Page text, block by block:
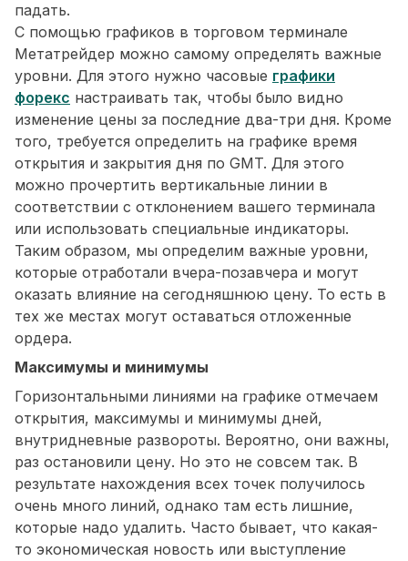
падать.
С помощью графиков в торговом терминале
Метатрейдер можно самому определять важные
уровни. Для этого нужно часовые графики
форекс настраивать так, чтобы было видно
изменение цены за последние два-три дня. Кроме
того, требуется определить на графике время
открытия и закрытия дня по GMT. Для этого
можно прочертить вертикальные линии в
соответствии с отклонением вашего терминала
или использовать специальные индикаторы.
Таким образом, мы определим важные уровни,
которые отработали вчера-позавчера и могут
оказать влияние на сегодняшнюю цену. То есть в
тех же местах могут оставаться отложенные
ордера.
Максимумы и минимумы
Горизонтальными линиями на графике отмечаем
открытия, максимумы и минимумы дней,
внутридневные развороты. Вероятно, они важны,
раз остановили цену. Но это не совсем так. В
результате нахождения всех точек получилось
очень много линий, однако там есть лишние,
которые надо удалить. Часто бывает, что какая-
то экономическая новость или выступление